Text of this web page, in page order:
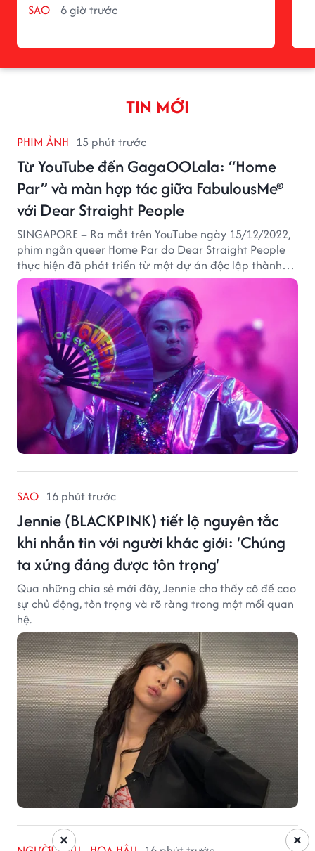
SAO 6 giờ trước
TIN MỚI
PHIM ẢNH 15 phút trước
Từ YouTube đến GagaOOLala: “Home
Par” và màn hợp tác giữa FabulousMe®
với Dear Straight People
SINGAPORE – Ra mắt trên YouTube ngày 15/12/2022,
phim ngắn queer Home Par do Dear Straight People
thực hiện đã phát triển từ một dự án độc lập thành
tác phẩm tiếp cận khán giả quốc tế thông qua nền
tảng LGBTQ+ GagaOOLala. FabulousMe tham gia với
vai trò nhà tài trợ chính thức, trong khi nhà sáng lập
Lan Vu đảm nhiệm vị trí executive producer.
SAO 16 phút trước
Jennie (BLACKPINK) tiết lộ nguyên tắc
khi nhắn tin với người khác giới: 'Chúng
ta xứng đáng được tôn trọng'
Qua những chia sẻ mới đây, Jennie cho thấy cô đề cao
sự chủ động, tôn trọng và rõ ràng trong một mối quan
hệ.
×
×